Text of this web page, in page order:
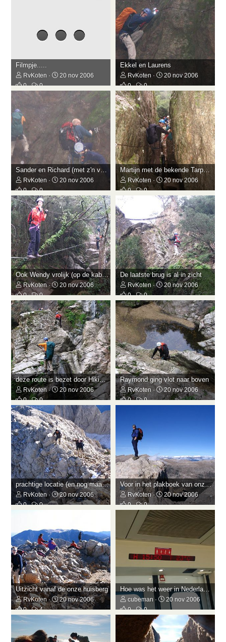
Filmpje.....
RvKoten
20 nov 2006
0
0
Ekkel en Laurens
RvKoten
20 nov 2006
0
0
RvKoten
20 nov 2006
0
0
Martijn met de bekende Tarpgrijns.......
RvKoten
20 nov 2006
0
0
Ook Wendy vrolijk (op de kabels)
RvKoten
20 nov 2006
0
0
De laatste brug is al in zicht
RvKoten
20 nov 2006
0
0
deze route is bezet door Hiking-Siter's
RvKoten
20 nov 2006
0
0
Raymond ging vlot naar boven
RvKoten
20 nov 2006
0
0
prachtige locatie (en nog maar 40 hoogtemeters)
RvKoten
20 nov 2006
0
0
Voor in het plakboek van onze ervaren berggeit
RvKoten
20 nov 2006
0
0
Uitzicht vanaf de onze huisberg
RvKoten
20 nov 2006
0
4
Hoe was het weer in Nederland???
cubeman
20 nov 2006
0
0